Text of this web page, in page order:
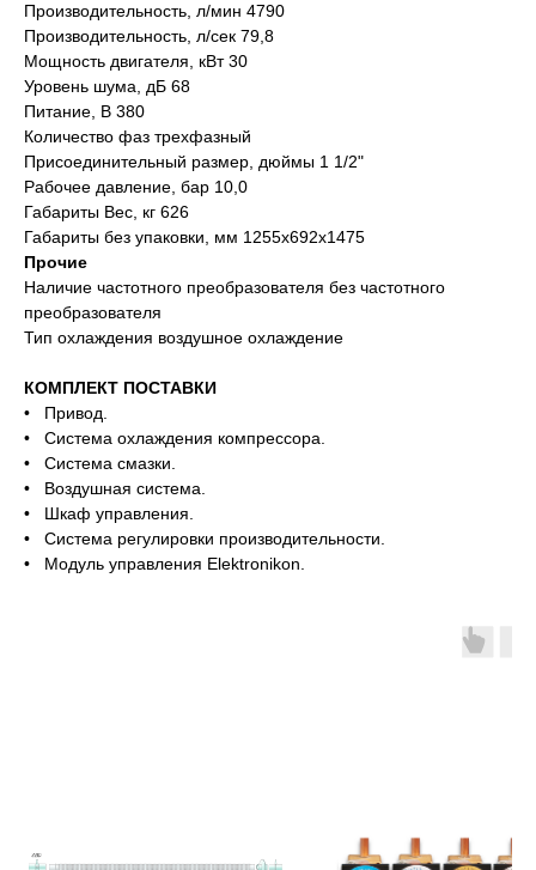
Производительность, л/мин 4790
Производительность, л/сек 79,8
Мощность двигателя, кВт 30
Уровень шума, дБ 68
Питание, В 380
Количество фаз трехфазный
Присоединительный размер, дюймы 1 1/2"
Рабочее давление, бар 10,0
Габариты Вес, кг 626
Габариты без упаковки, мм 1255x692x1475
Прочие
Наличие частотного преобразователя без частотного
преобразователя
Тип охлаждения воздушное охлаждение
КОМПЛЕКТ ПОСТАВКИ
• Привод.
• Система охлаждения компрессора.
• Система смазки.
• Воздушная система.
• Шкаф управления.
• Система регулировки производительности.
• Модуль управления Elektronikon.